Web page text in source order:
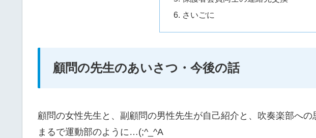
さいごに
顧問の先生のあいさつ・今後の話
顧問の女性先生と、副顧問の男性先生が自己紹介と、吹奏楽部への
まるで運動部のように…(;^_^A